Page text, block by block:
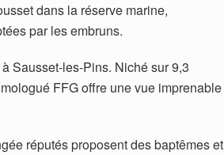
dans la réserve marine,
par les embruns.
Sausset-les-Pins. Niché sur 9,3
FFG offre une vue imprenable
réputés proposent des baptêmes et